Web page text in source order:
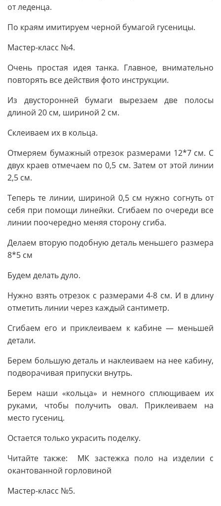
от леденца.
По краям имитируем черной бумагой гусеницы.
Мастер-класс №4.
Очень простая идея танка. Главное, внимательно
повторять все действия фото инструкции.
Из двусторонней бумаги вырезаем две полосы
длиной 20 см, шириной 2 см.
Склеиваем их в кольца.
Отмеряем бумажный отрезок размерами 12*7 см. С
двух краев отмечаем по 0,5 см. Затем от этой линии
2,5 см.
Теперь те линии, шириной 0,5 см нужно согнуть от
себя при помощи линейки. Сгибаем по очереди все
линии поочередно меняя сторону сгиба.
Делаем вторую подобную деталь меньшего размера
8*5 см
Будем делать дуло.
Нужно взять отрезок с размерами 4-8 см. И в длину
отметить линии через каждый сантиметр.
Сгибаем его и приклеиваем к кабине — меньшей
детали.
Берем большую деталь и наклеиваем на нее кабину,
подворачивая припуски внутрь.
Берем наши «кольца» и немного сплющиваем их
руками, чтобы получить овал. Приклеиваем на
место гусениц.
Остается только украсить поделку.
Читайте также: МК застежка поло на изделии с
окантованной горловиной
Мастер-класс №5.